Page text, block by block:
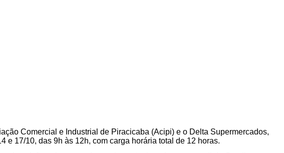
Comercial e Industrial de Piracicaba (Acipi) e o Delta Supermercados,
e 17/10, das 9h às 12h, com carga horária total de 12 horas.